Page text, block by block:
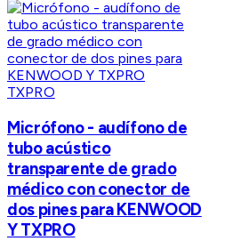
TXPRO
Micrófono - audífono de
tubo acústico
transparente de grado
médico con conector de
dos pines para KENWOOD
Y TXPRO